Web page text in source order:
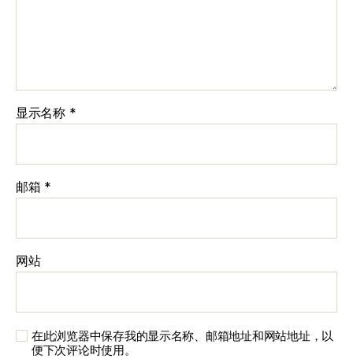
显示名称 *
邮箱 *
网站
在此浏览器中保存我的显示名称、邮箱地址和网站地址，以
便下次评论时使用。